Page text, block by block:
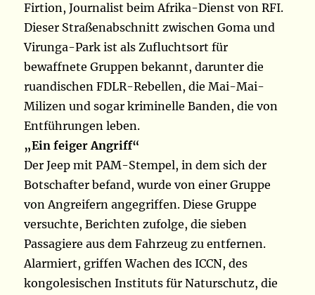
Firtion, Journalist beim Afrika-Dienst von RFI.
Dieser Straßenabschnitt zwischen Goma und
Virunga-Park ist als Zufluchtsort für
bewaffnete Gruppen bekannt, darunter die
ruandischen FDLR-Rebellen, die Mai-Mai-
Milizen und sogar kriminelle Banden, die von
Entführungen leben.
„Ein feiger Angriff“
Der Jeep mit PAM-Stempel, in dem sich der
Botschafter befand, wurde von einer Gruppe
von Angreifern angegriffen. Diese Gruppe
versuchte, Berichten zufolge, die sieben
Passagiere aus dem Fahrzeug zu entfernen.
Alarmiert, griffen Wachen des ICCN, des
kongolesischen Instituts für Naturschutz, die